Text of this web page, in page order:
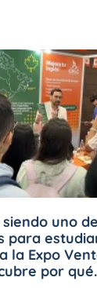
uno
para
la Expo
por qué.